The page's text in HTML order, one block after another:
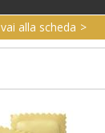
vai alla scheda